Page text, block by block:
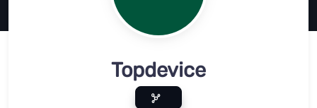
Topdevice